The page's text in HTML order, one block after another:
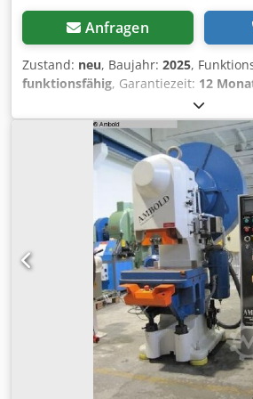
Anfragen
Zustand: neu, Baujahr: 2025,
funktionsfähig, Garantiezeit: 12
vereint herausragende Verarbeitung
Arbeitsspektrum. Auch bietet unsere
intuitive Bedienung, die Ihre
optimiert. Crjdpowld Tfsfx Aamjf Ein
Materialabwickler mit doppelter
Rollenzentrierung sorgt für eine
Darüber hinaus gewährleistet unsere
Materialvorzugeinrichtung eine
für einwandfreie
leistungsstarken Brushlessmotoren
benutzerfreundliche Farb-
bieten Ihnen maximale Flexibilität bei
vereinfachen damit Ihre
Die Maschine verfügt über
Einstellung der Maschinenparameter.
verschiedene Produkte gespeichert